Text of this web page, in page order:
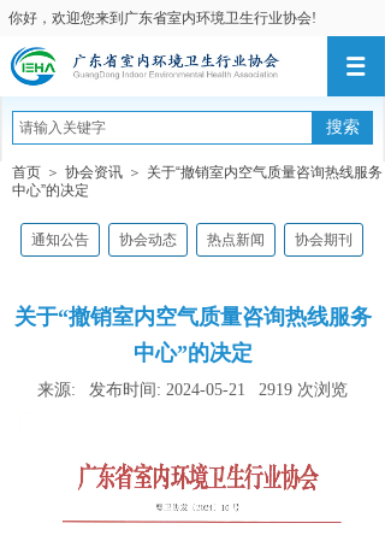
你好，欢迎您来到广东省室内环境卫生行业协会!
搜索
首页 ＞ 协会资讯 ＞ 关于“撤销室内空气质量咨询热线服务
中心”的决定
通知公告 协会动态 热点新闻 协会期刊
关于“撤销室内空气质量咨询热线服务
中心”的决定
来源: 发布时间: 2024-05-21 2919 次浏览